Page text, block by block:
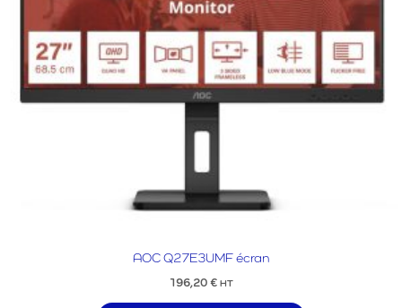
AOC Q27E3UMF écran
196,20 € HT